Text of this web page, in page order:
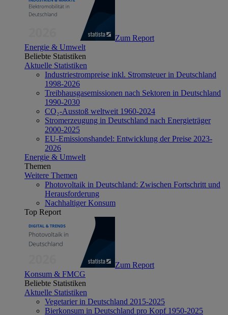
Zum Report
Energie & Umwelt
Beliebte Statistiken
Aktuelle Statistiken
Industriestrompreise inkl. Stromsteuer in Deutschland
1998-2026
Treibhausgasemissionen nach Sektoren in Deutschland
1990-2030
CO₂-Ausstoß weltweit 1960-2024
Stromerzeugung in Deutschland nach Energieträger
2000-2025
EU-Emissionshandel: Entwicklung der Preise 2023-
2026
Energie & Umwelt
Themen
Weitere Themen
Photovoltaik in Deutschland: Zwischen Fortschritt und
Herausforderung
Nachhaltiger Konsum
Top Report
Zum Report
Konsum & FMCG
Beliebte Statistiken
Aktuelle Statistiken
Vegetarier in Deutschland 2015-2025
Bierkonsum in Deutschland pro Kopf 1950-2025